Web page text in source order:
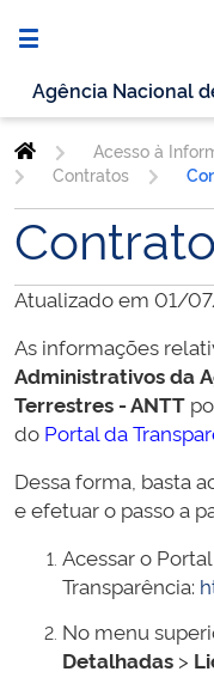
Agência Nacional
Acesso à
Contratos
Atualizado em 01/
As informações
Administrativos da
Terrestres - ANTT
do Portal da
Dessa forma, basta
e efetuar o passo a
Acessar o
Transparência:
No menu
Detalhadas >